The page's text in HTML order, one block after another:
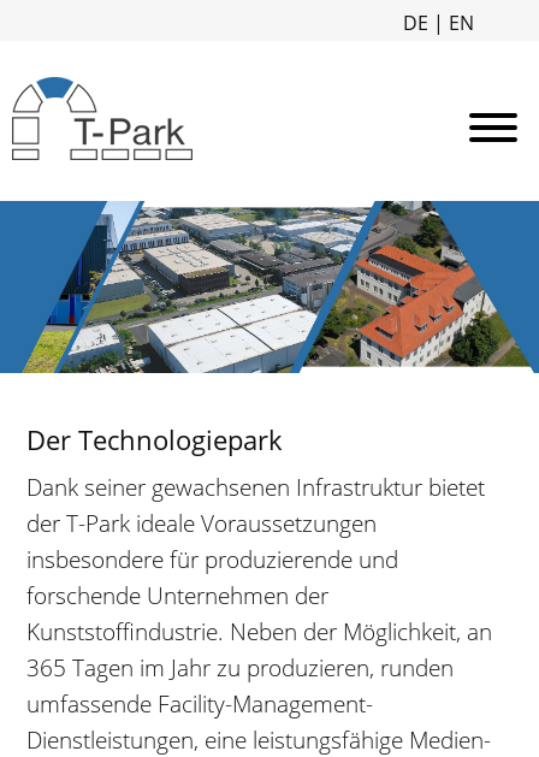
DE | EN
Der Technologiepark
Dank seiner gewachsenen Infrastruktur bietet
der T-Park ideale Voraussetzungen
insbesondere für produzierende und
forschende Unternehmen der
Kunststoffindustrie. Neben der Möglichkeit, an
365 Tagen im Jahr zu produzieren, runden
umfassende Facility-Management-
Dienstleistungen, eine leistungsfähige Medien-